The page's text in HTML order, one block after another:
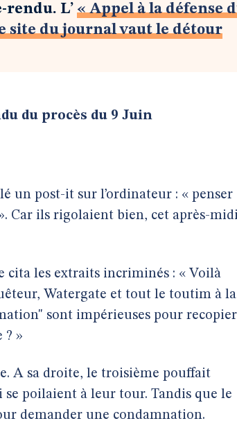
rendu. L’ « Appel à la défense
site du journal vaut le détour
du procès du 9 Juin
un post-it sur l’ordinateur : « penser
Car ils rigolaient bien, cet après-
cita les extraits incriminés : « Voilà
Watergate et tout le toutim à la
sont impérieuses pour recopier
? »
A sa droite, le troisième pouffait
se poilaient à leur tour. Tandis que le
demander une condamnation.